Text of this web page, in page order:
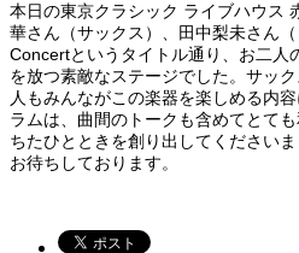
本日の東京クラシック ライブハウス
華さん（サックス）、田中梨未さん
Concertというタイトル通り、お二人
を放つ素敵なステージでした。サッ
人もみんながこの楽器を楽しめる内
ラムは、曲間のトークも含めてとて
ちたひとときを創り出してください
お待ちしております。